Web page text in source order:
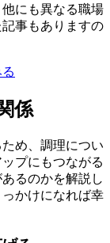
他にも異なる職場
事もありますの
係
め、調理につい
プにもつながる
るのかを解説し
かけになれば幸